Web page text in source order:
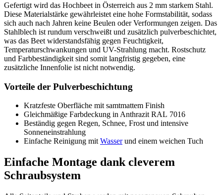
Gefertigt wird das Hochbeet in Österreich aus 2 mm starkem Stahl.
Diese Materialstärke gewährleistet eine hohe Formstabilität, sodass
sich auch nach Jahren keine Beulen oder Verformungen zeigen. Das
Stahlblech ist rundum verschweißt und zusätzlich pulverbeschichtet,
was das Beet widerstandsfähig gegen Feuchtigkeit,
Temperaturschwankungen und UV-Strahlung macht. Rostschutz
und Farbbeständigkeit sind somit langfristig gegeben, eine
zusätzliche Innenfolie ist nicht notwendig.
Vorteile der Pulverbeschichtung
Kratzfeste Oberfläche mit samtmattem Finish
Gleichmäßige Farbdeckung in Anthrazit RAL 7016
Beständig gegen Regen, Schnee, Frost und intensive
Sonneneinstrahlung
Einfache Reinigung mit Wasserund einem weichen Tuch
Einfache Montage dank cleverem
Schraubsystem